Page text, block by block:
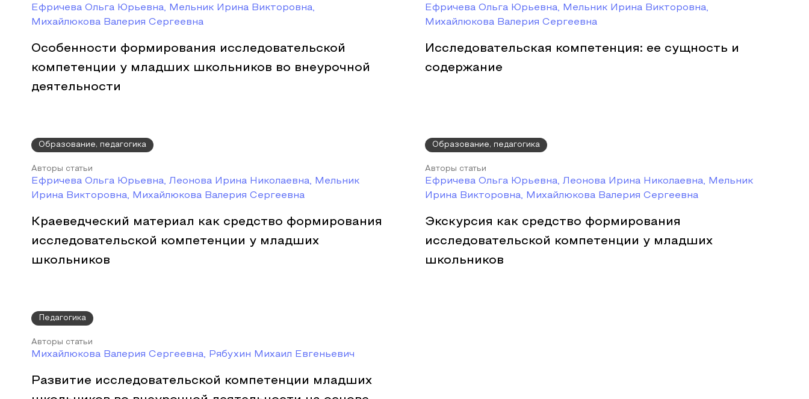
Ефричева Ольга Юрьевна, Мельник Ирина Викторовна,
Михайлюкова Валерия Сергеевна
Особенности формирования исследовательской
компетенции у младших школьников во внеурочной
деятельности
Ефричева Ольга Юрьевна, Мельник Ирина Викторовна,
Михайлюкова Валерия Сергеевна
Исследовательская компетенция: ее сущность и
содержание
Образование, педагогика
Авторы статьи
Ефричева Ольга Юрьевна, Леонова Ирина Николаевна, Мельник
Ирина Викторовна, Михайлюкова Валерия Сергеевна
Краеведческий материал как средство формирования
исследовательской компетенции у младших
школьников
Образование, педагогика
Авторы статьи
Ефричева Ольга Юрьевна, Леонова Ирина Николаевна, Мельник
Ирина Викторовна, Михайлюкова Валерия Сергеевна
Экскурсия как средство формирования
исследовательской компетенции у младших
школьников
Педагогика
Авторы статьи
Михайлюкова Валерия Сергеевна, Рябухин Михаил Евгеньевич
Развитие исследовательской компетенции младших